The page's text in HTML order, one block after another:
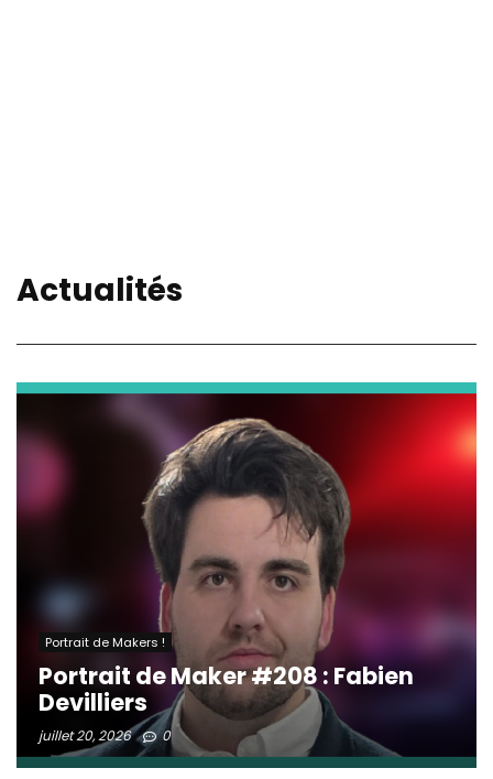
Actualités
Portrait de Makers !
Portrait de Maker #208 : Fabien
Devilliers
juillet 20, 2026 0